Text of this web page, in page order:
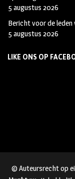
5 augustus 2026
Bericht voor de leden
5 augustus 2026
LIKE ONS OP
© Auteursrecht op